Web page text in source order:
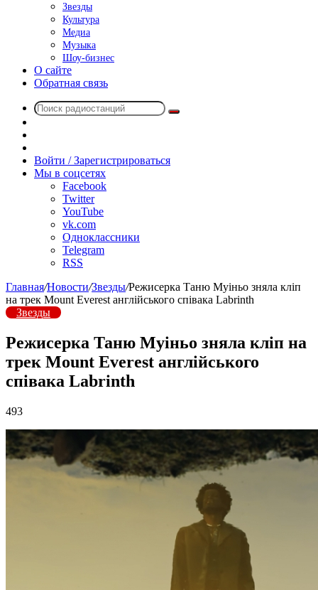
Звезды
Культура
Медиа
Музыка
Шоу-бизнес
О сайте
Обратная связь
Поиск
радио
Войти / Зарегистрироваться
Мы в соцсетях
Facebook
Twitter
YouTube
vk.com
Одноклассники
Telegram
RSS
Главная/Новости/Звезды/Режисерка Таню Муіньо зняла кліп
на трек Mount Everest англійського співака Labrinth
Звезды
Режисерка Таню Муіньо зняла кліп на
трек Mount Everest англійського
співака Labrinth
493